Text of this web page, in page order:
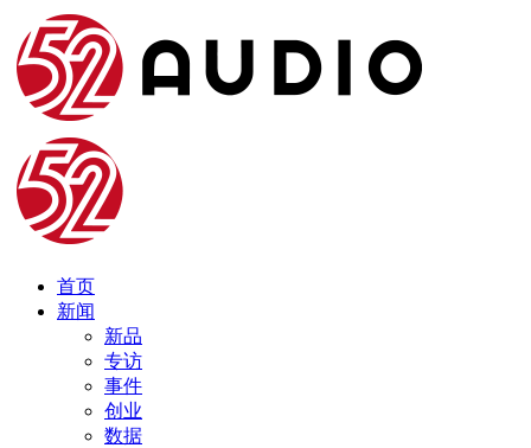
首页
新闻
新品
专访
事件
创业
数据